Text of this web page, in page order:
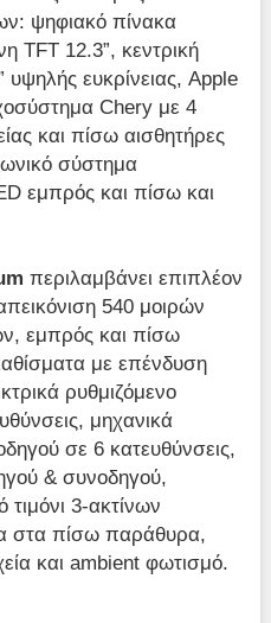
ψηφιακό πίνακα
TFT 12.3”, κεντρική
ευκρίνειας, Apple
Chery με 4
και πίσω αισθητήρες
σύστημα
εμπρός και πίσω και
περιλαμβάνει επιπλέον
540 μοιρών
εμπρός και πίσω
με επένδυση
ρυθμιζόμενο
μηχανικά
σε 6 κατευθύνσεις,
& συνοδηγού,
τιμόνι 3-ακτίνων
στα πίσω παράθυρα,
και ambient φωτισμό.